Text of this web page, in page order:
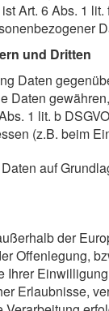
Art. 6 Abs. 1
und Dritten
Daten
Daten
1 lit. b
(z.B. beim
auf
der
Offenlegung,
Ihrer
Erlaubnisse,